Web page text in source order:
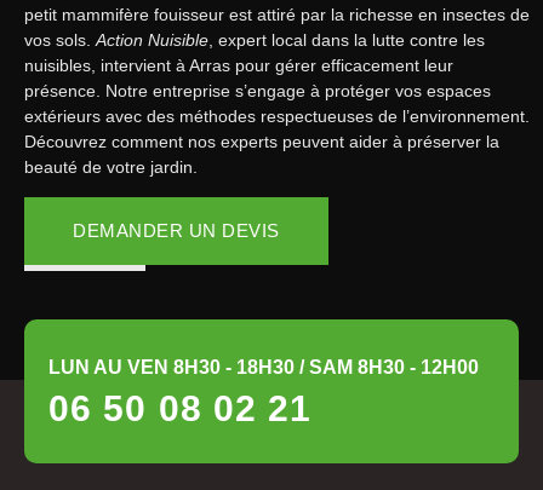
petit mammifère fouisseur est attiré par la richesse en insectes de
vos sols. Action Nuisible , expert local dans la lutte contre les
nuisibles, intervient à Arras pour gérer efficacement leur
présence. Notre entreprise s’engage à protéger vos espaces
extérieurs avec des méthodes respectueuses de l’environnement.
Découvrez comment nos experts peuvent aider à préserver la
beauté de votre jardin.
DEMANDER UN DEVIS
LUN AU VEN 8H30 - 18H30 / SAM 8H30 - 12H00
06 50 08 02 21